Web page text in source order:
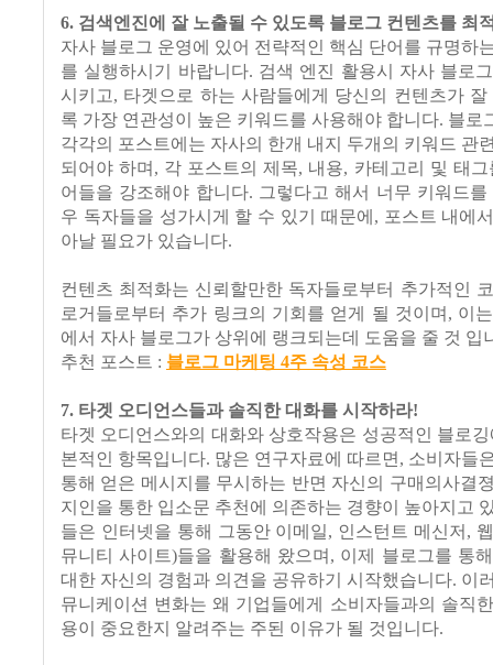
6. 검색엔진에 잘 노출될 수 있도록 블로그 컨텐츠를 최
자사 블로그 운영에 있어 전략적인 핵심 단어를 규명하
를 실행하시기 바랍니다. 검색 엔진 활용시 자사 블로
시키고, 타겟으로 하는 사람들에게 당신의 컨텐츠가
록 가장 연관성이 높은 키워드를 사용해야 합니다. 블로
각각의 포스트에는 자사의 한개 내지 두개의 키워드 관
되어야 하며, 각 포스트의 제목, 내용, 카테고리 및 태
어들을 강조해야 합니다. 그렇다고 해서 너무 키워드
우 독자들을 성가시게 할 수 있기 때문에, 포스트 내에
아날 필요가 있습니다.
컨텐츠 최적화는 신뢰할만한 독자들로부터 추가적인
로거들로부터 추가 링크의 기회를 얻게 될 것이며, 이
에서 자사 블로그가 상위에 랭크되는데 도움을 줄 것 입
추천 포스트 : 블로그 마케팅 4주 속성 코스
7. 타겟 오디언스들과 솔직한 대화를 시작하라!
타겟 오디언스와의 대화와 상호작용은 성공적인 블로
본적인 항목입니다. 많은 연구자료에 따르면, 소비자들
통해 얻은 메시지를 무시하는 반면 자신의 구매의사결
지인을 통한 입소문 추천에 의존하는 경향이 높아지고
들은 인터넷을 통해 그동안 이메일, 인스턴트 메신저,
뮤니티 사이트)들을 활용해 왔으며, 이제 블로그를 통
대한 자신의 경험과 의견을 공유하기 시작했습니다. 이
뮤니케이션 변화는 왜 기업들에게 소비자들과의 솔직
용이 중요한지 알려주는 주된 이유가 될 것입니다.